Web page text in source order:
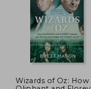
Wizards of Oz: How